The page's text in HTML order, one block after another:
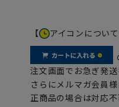
【 アイコンについて
注文画面でお急ぎ発送
さらにメルマガ会員
正商品の場合は対応不